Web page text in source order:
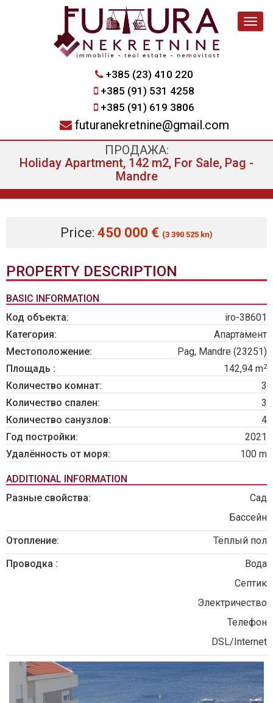
+385 (23) 410 220
+385 (91) 531 4258
+385 (91) 619 3806
futuranekretnine@gmail.com
ПРОДАЖА:
Holiday Apartment, 142 m2, For Sale, Pag -
Mandre
Price: 450 000 € (3 390 525 kn)
PROPERTY DESCRIPTION
BASIC INFORMATION
Код объекта:
iro-38601
Категория:
Апартамент
Местоположение:
Pag, Mandre (23251)
Площадь :
142,94 m2
Количество комнат:
3
Количество спален:
3
Количество санузлов:
4
Год постройки:
2021
Удалённость от моря:
100 m
ADDITIONAL INFORMATION
Разные свойства:
Сад
Бассейн
Отопление:
Тёплый пол
Проводка :
Вода
Септик
Электричество
Телефон
DSL/Internet